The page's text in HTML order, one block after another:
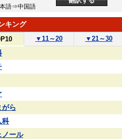
語⇒中国語
キング
▼ 11～20 ▼ 21～30
がら
科
ノール